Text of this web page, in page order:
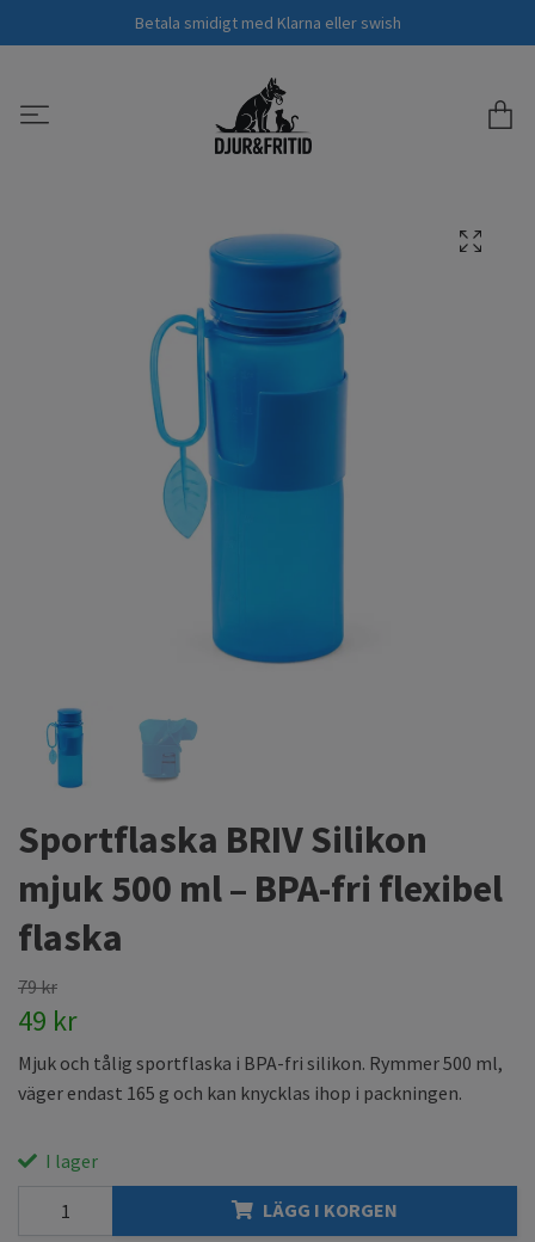
Betala smidigt med Klarna eller swish
Sportflaska BRIV Silikon
mjuk 500 ml – BPA-fri flexibel
flaska
79 kr
49 kr
Mjuk och tålig sportflaska i BPA-fri silikon. Rymmer 500 ml,
väger endast 165 g och kan knycklas ihop i packningen.
I lager
LÄGG I KORGEN